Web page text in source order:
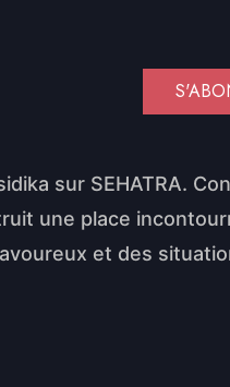
sur SEHATRA.
une place
et des